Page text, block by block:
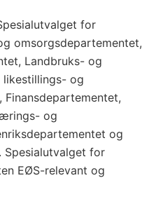
for
omsorgsdepartementet,
Landbruks- og
likestillings- og
og
og
Spesialutvalget for
EØS-relevant og